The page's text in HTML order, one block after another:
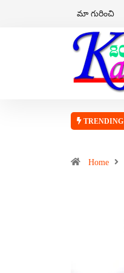
మా గురించి
TRENDING
Home